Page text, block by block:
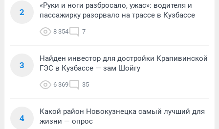
2
«Руки и ноги разбросало, ужас»: водителя и
пассажирку разорвало на трассе в Кузбассе
8 354 7
3
Найден инвестор для достройки Крапивинской
ГЭС в Кузбассе — зам Шойгу
6 369 35
4
Какой район Новокузнецка самый лучший для
жизни — опрос